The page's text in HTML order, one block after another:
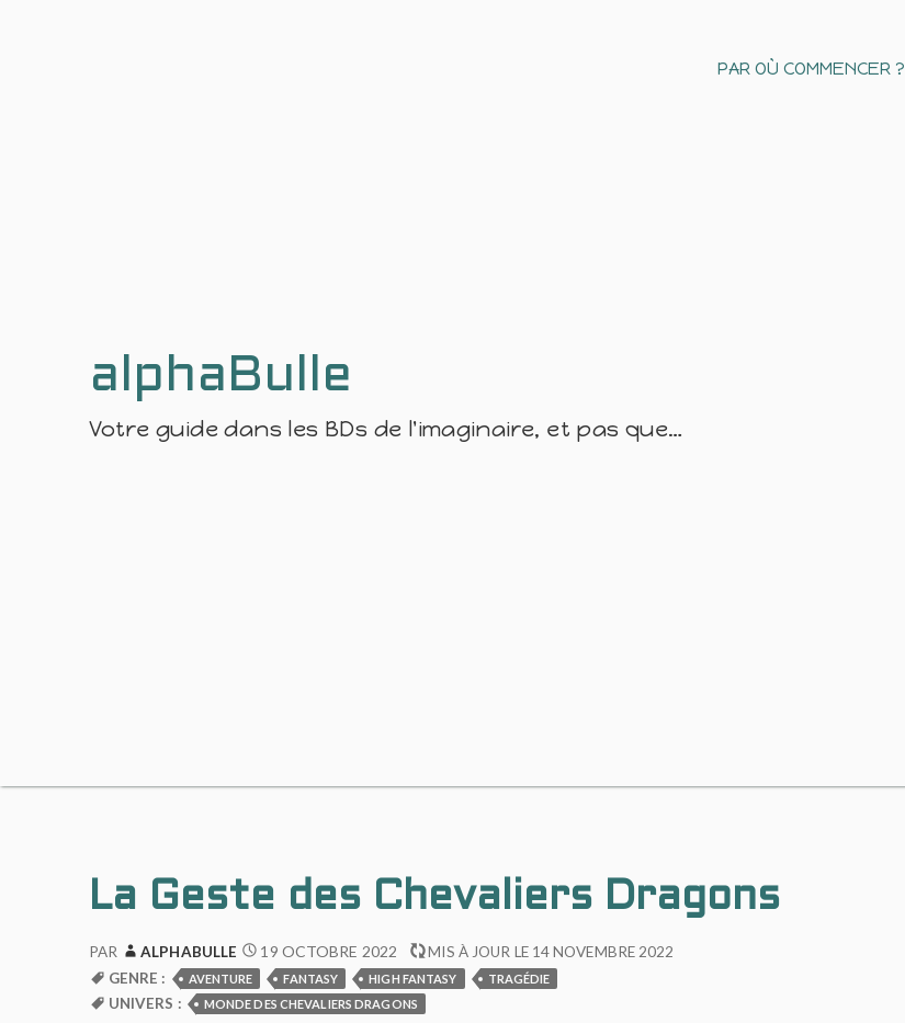
alphaBulle
Votre guide dans les BDs de l'imaginaire, et pas que…
PAR OÙ COMMENCER ?
La Geste des Chevaliers Dragons
PAR ALPHABULLE 19 OCTOBRE 2022 MIS À JOUR LE 14 NOVEMBRE 2022
GENRE :
AVENTURE FANTASY HIGH FANTASY TRAGÉDIE
UNIVERS : MONDE DES CHEVALIERS DRAGONS